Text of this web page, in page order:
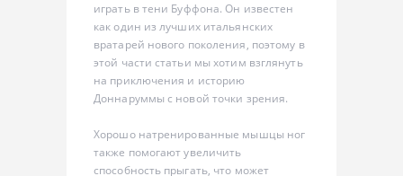
играть в тени Буффона. Он известен
как один из лучших итальянских
вратарей нового поколения, поэтому в
этой части статьи мы хотим взглянуть
на приключения и историю
Доннаруммы с новой точки зрения.
Хорошо натренированные мышцы ног
также помогают увеличить
способность прыгать, что может